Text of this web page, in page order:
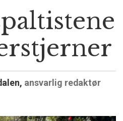
ansvarlig redaktør